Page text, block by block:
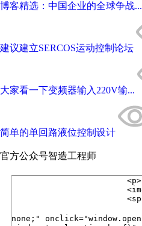
博客精选：中国企业的全球争战...
建议建立SERCOS运动控制论坛
大家看一下变频器输入220V输...
简单的单回路液位控制设计
官方公众号智造工程师